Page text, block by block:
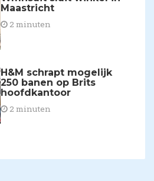
Maastricht
2 minuten
H&M schrapt mogelijk
250 banen op Brits
hoofdkantoor
2 minuten